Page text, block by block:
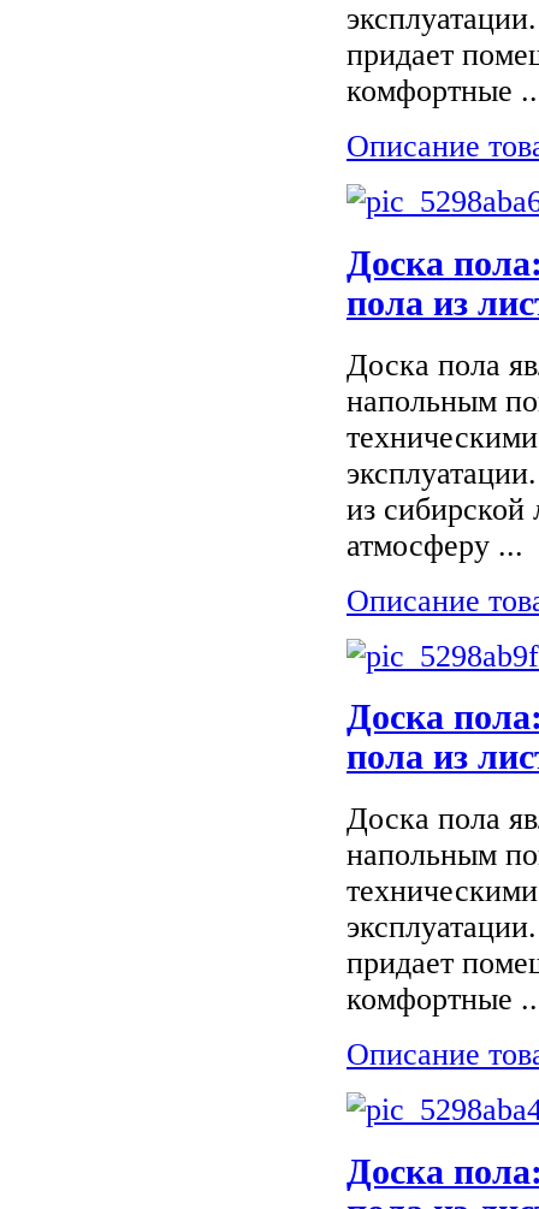
придает
комфортные
Описание
Доска
пола из
Доска пола
напольным
из
атмосферу ...
Описание
Доска
пола из
Доска пола
напольным
придает
комфортные
Описание
Доска